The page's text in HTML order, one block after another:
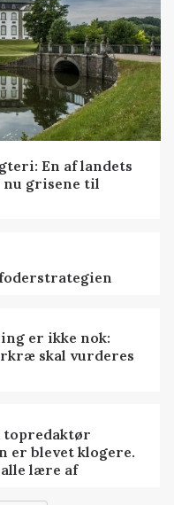
En af landets
grisene til
er ikke nok:
skal vurderes
topredaktør
er blevet klogere.
lære af